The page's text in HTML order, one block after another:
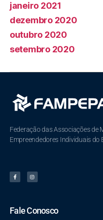
janeiro 2021
dezembro 2020
outubro 2020
setembro 2020
Federação das Associações de
Empreendedores Individuais do
Fale Conosco